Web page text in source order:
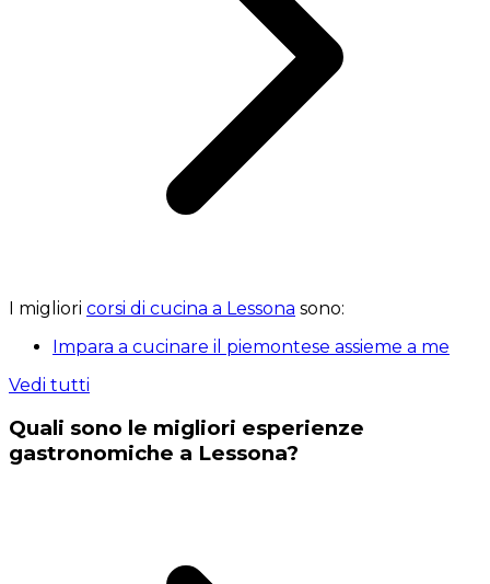
I migliori corsi di cucina a Lessona sono:
Impara a cucinare il piemontese assieme a me
Vedi tutti
Quali sono le migliori esperienze
gastronomiche a Lessona?